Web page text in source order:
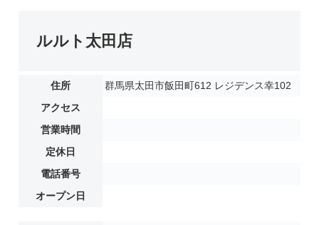
ルルト太田店
住所
群馬県太田市飯田町612 レジデンス幸102
アクセス
営業時間
定休日
電話番号
オープン日